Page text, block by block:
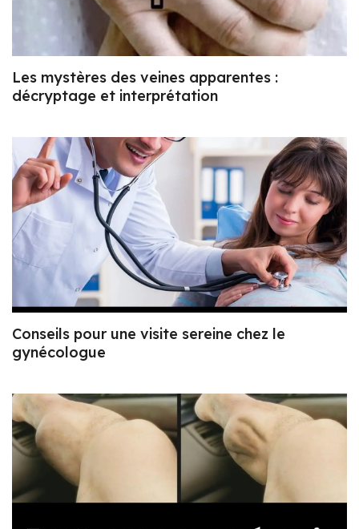
Les mystères des veines apparentes :
décryptage et interprétation
Conseils pour une visite sereine chez le
gynécologue